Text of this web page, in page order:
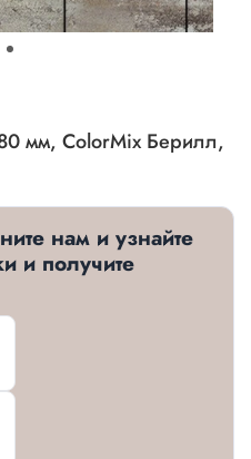
мм, ColorMix Берилл,
нам и узнайте
и получите